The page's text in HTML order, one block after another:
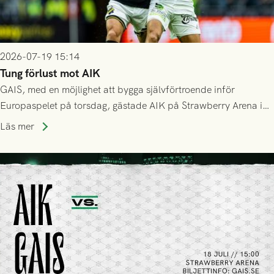
2026-07-19 15:14
Tung förlust mot AIK
GAIS, med en möjlighet att bygga självförtroende inför
Europaspelet på torsdag, gästade AIK på Strawberry Arena i
Stockholm . Men trots konstant hotande i första halvlek av
lyckades få in 2-0.
Läs mer